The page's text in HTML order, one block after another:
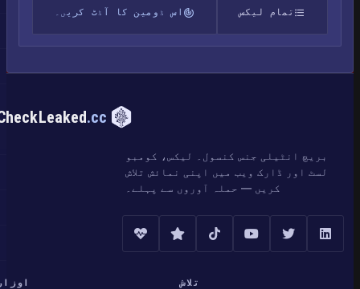
تمام لیکس اس ڈومین کا آڈٹ کریں۔
CheckLeaked.cc
بریچ انٹیلی جنس کنسول۔ لیکس، کومبو
لسٹ اور ڈارک ویب میں اپنی نمائش تلاش
کریں — حملہ آوروں سے پہلے۔
تلاش اوزار